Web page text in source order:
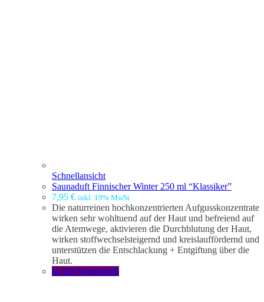
Schnellansicht
Saunaduft Finnischer Winter 250 ml “Klassiker”
7,95 € inkl. 19% MwSt.
Die naturreinen hochkonzentrierten Aufgusskonzentrate
wirken sehr wohltuend auf der Haut und befreiend auf
die Atemwege, aktivieren die Durchblutung der Haut,
wirken stoffwechselsteigernd und kreislauffördernd und
unterstützen die Entschlackung + Entgiftung über die
Haut.
In den Warenkorb